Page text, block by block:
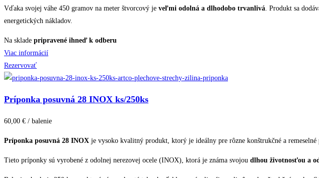
Vďaka svojej váhe 450 gramov na meter štvorcový je veľmi odolná a dlhodobo trvanlivá. Produkt sa
energetických nákladov.
Na sklade pripravené ihneď k odberu
Viac informácií
Rezervovať
Príponka posuvná 28 INOX ks/250ks
60,00 € / balenie
Príponka posuvná 28 INOX je vysoko kvalitný produkt, ktorý je ideálny pre rôzne konštrukčné a remeselné
Tieto príponky sú vyrobené z odolnej nerezovej ocele (INOX), ktorá je známa svojou dlhou životnosťou a